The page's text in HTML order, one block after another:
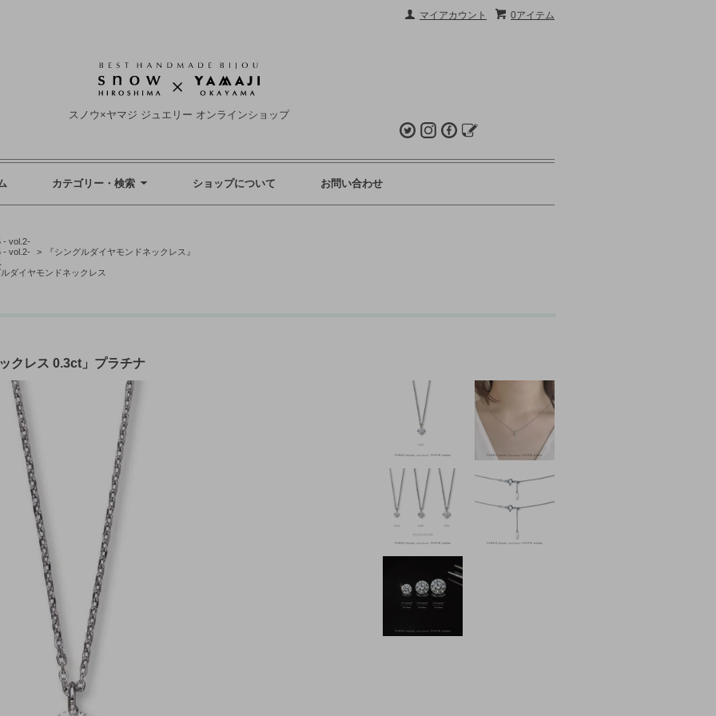
0アイテム
マイアカウント
スノウ×ヤマジ ジュエリー オンラインショップ
カテゴリー・検索 ショップについて お問い合わせ
- vol.2-
- vol.2- >
『シングルダイヤモンドネックレス』
ダイヤモンドネックレス
クレス 0.3ct」プラチナ